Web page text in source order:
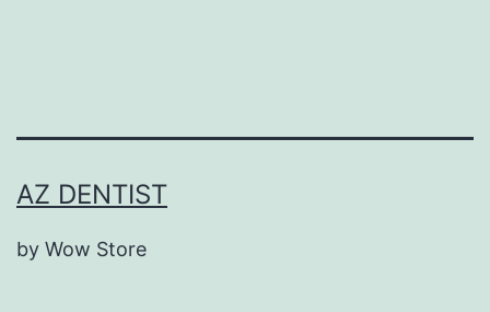
AZ DENTIST
by Wow Store